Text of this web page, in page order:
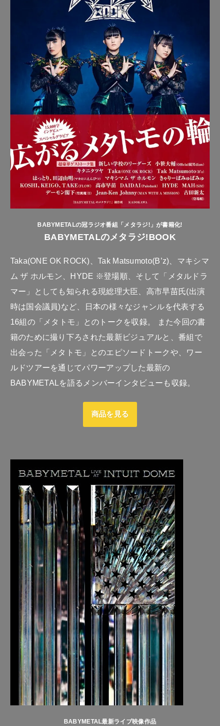
BABYMETALの冠ラジオ番組「メタラジ!」が書籍化!
BABYMETALのメタラジ!BOOK
Taka(ONE OK ROCK)、Tak Matsumoto(B’z)、マキシマ
ム ザ ホルモン、HYDE ※登場順、そして「メタルドラ
マー」としても知られる現総理大臣、高市早苗氏(出演
時は国会議員)など、日本の様々なジャンルを代表する
16組の「メタトモ」とのトークを収録。 また今回の書
籍のために撮り下ろされた最新ビジュアルと、番組で
出会った「メタトモ」とのエピソードトークや、ワー
ルドツアーを通じてパワーアップした最新の
BABYMETALを語るメンバーインタビューも収録。
商品を見る
BABYMETAL最新ライブ映像作品